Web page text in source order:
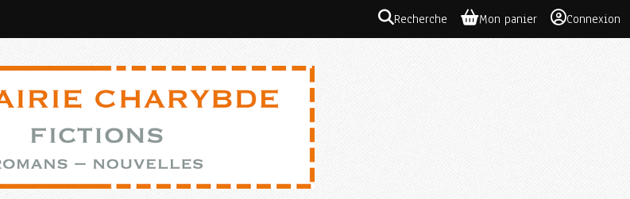
Recherche Mon panier Connexion